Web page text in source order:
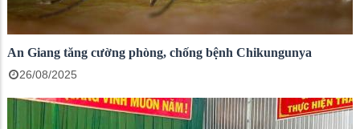
An Giang tăng cường phòng, chống bệnh Chikungunya
26/08/2025